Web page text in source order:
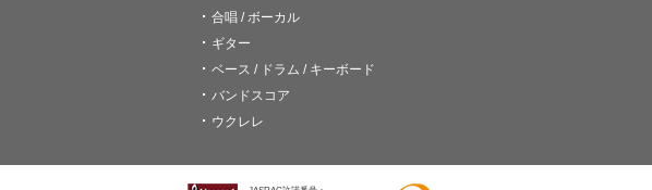
合唱 / ボーカル
ギター
ベース / ドラム / キーボード
バンドスコア
ウクレレ